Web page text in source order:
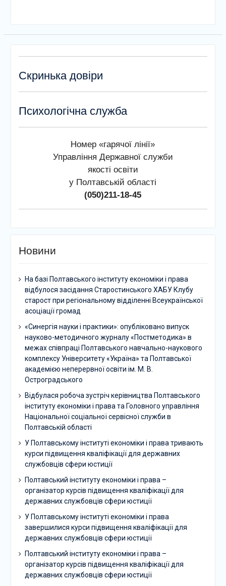
Скринька довіри
Психологічна служба
Номер «гарячої лінії»
Управління Державної служби
якості освіти
у Полтавській області
(050)211-18-45
Новини
На базі Полтавського інституту економіки і права
відбулося засідання Старостинського ХАБУ Клубу
старост при регіональному відділенні Всеукраїнської
асоціації громад
«Синергія науки і практики»: опубліковано випуск
науково-методичного журналу «Постметодика» в
межах співпраці Полтавського навчально-наукового
комплексу Університету «Україна» та Полтавської
академією неперервної освіти ім. М. В.
Остроградського
Відбулася робоча зустріч керівництва Полтавського
інституту економіки і права та Головного управління
Національної соціальної сервісної служби в
Полтавській області
У Полтавському інституті економіки і права тривають
курси підвищення кваліфікації для державних
службовців сфери юстиції
Полтавський інституту економіки і права –
організатор курсів підвищення кваліфікації для
державних службовців сфери юстиції
У Полтавському інституті економіки і права
завершилися курси підвищення кваліфікації для
державних службовців сфери юстиції
Полтавський інституту економіки і права –
організатор курсів підвищення кваліфікації для
державних службовців сфери юстиції